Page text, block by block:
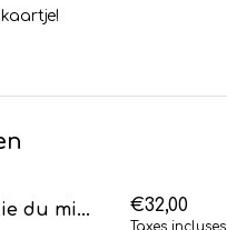
du mi... €32,00
Taxes incluses